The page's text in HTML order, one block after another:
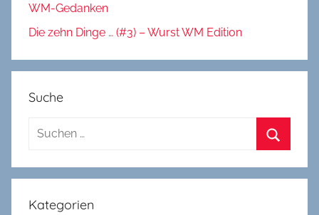
WM-Gedanken
Die zehn Dinge … (#3) – Wurst WM Edition
Suche
Suchen
Kategorien